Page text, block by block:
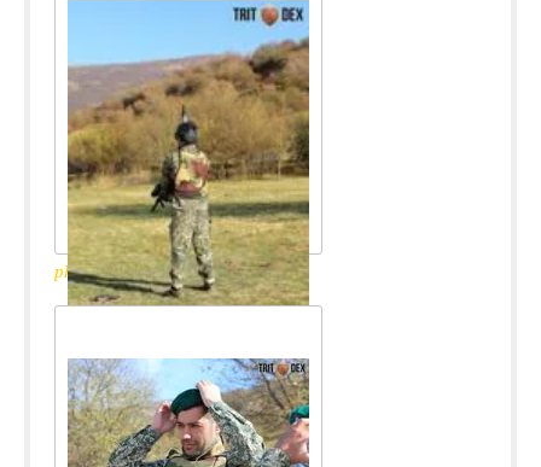
photo_2017-11-14_13-48-30